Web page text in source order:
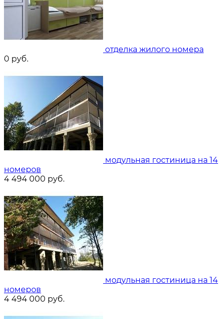
отделка жилого номера
0 руб.
модульная гостиница на 14
номеров
4 494 000 руб.
модульная гостиница на 14
номеров
4 494 000 руб.